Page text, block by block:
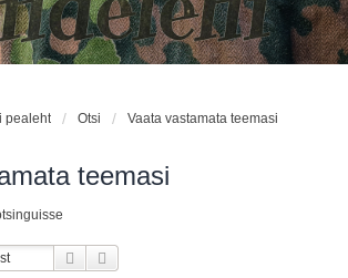
pealeht Otsi Vaata vastamata teemasi
teemasi
Otsi